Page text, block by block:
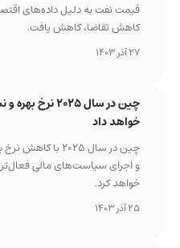
قیمت نفت به دلیل داده‌های
کاهش تقاضا، کاهش یافت.
چین در سال ۲۰۲۵ نرخ
خواهد داد
چین در سال ۲۰۲۵ با
و اجرای سیاست‌های مالی فعال‌تر،
خواهد کرد.